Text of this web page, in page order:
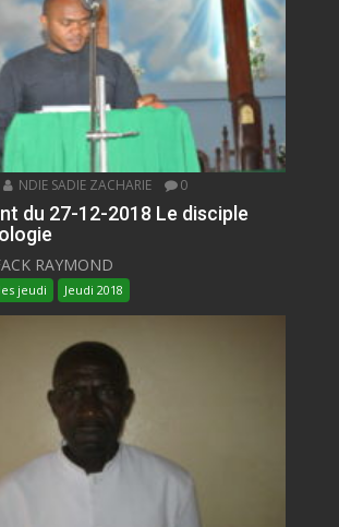
NDIE SADIE ZACHARIE 0
du 27-12-2018 Le disciple
RAYMOND
jeudi Jeudi 2018